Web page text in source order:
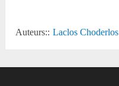
Auteurs:: Laclos Choderlos